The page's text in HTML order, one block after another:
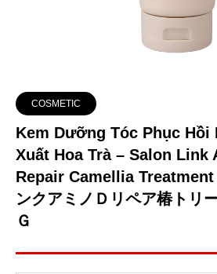
COSMETIC
Kem Dưỡng Tóc Phục Hồi
Xuất Hoa Trà – Salon Link
Repair Camellia Treatment
ンクアミノＤリペア椿トリ
Ｇ